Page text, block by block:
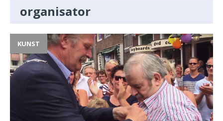
organisator
KUNST